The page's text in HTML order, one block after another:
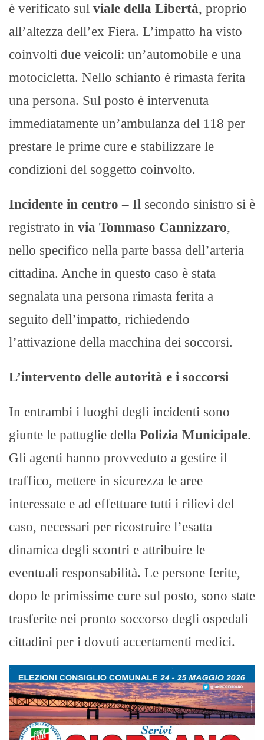
è verificato sul viale della Libertà, proprio
all’altezza dell’ex Fiera. L’impatto ha visto
coinvolti due veicoli: un’automobile e una
motocicletta. Nello schianto è rimasta ferita
una persona. Sul posto è intervenuta
immediatamente un’ambulanza del 118 per
prestare le prime cure e stabilizzare le
condizioni del soggetto coinvolto.
Incidente in centro – Il secondo sinistro si è
registrato in via Tommaso Cannizzaro,
nello specifico nella parte bassa dell’arteria
cittadina. Anche in questo caso è stata
segnalata una persona rimasta ferita a
seguito dell’impatto, richiedendo
l’attivazione della macchina dei soccorsi.
L’intervento delle autorità e i soccorsi
In entrambi i luoghi degli incidenti sono
giunte le pattuglie della Polizia Municipale.
Gli agenti hanno provveduto a gestire il
traffico, mettere in sicurezza le aree
interessate e ad effettuare tutti i rilievi del
caso, necessari per ricostruire l’esatta
dinamica degli scontri e attribuire le
eventuali responsabilità. Le persone ferite,
dopo le primissime cure sul posto, sono state
trasferite nei pronto soccorso degli ospedali
cittadini per i dovuti accertamenti medici.